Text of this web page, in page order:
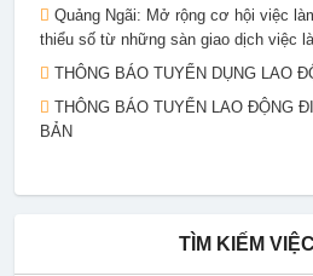
Quảng Ngãi: Mở rộng cơ hội việc
thiểu số từ những sàn giao dịch việc
THÔNG BÁO TUYỂN DỤNG LAO
THÔNG BÁO TUYỂN LAO ĐỘNG
BẢN
TÌM KIẾM